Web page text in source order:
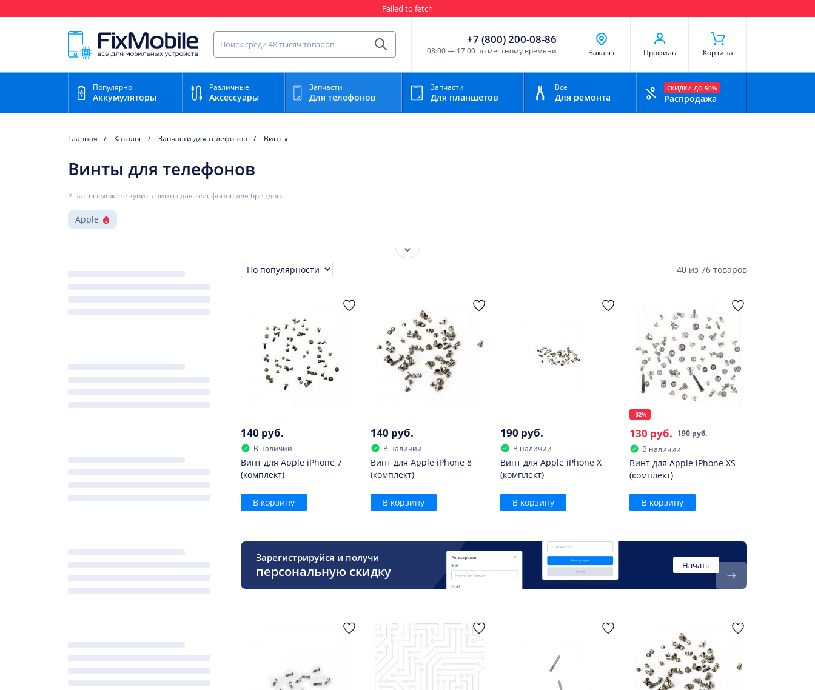
Найти запчасть для мобильного устройства
Найти
+7 (800) 200-08-86
08:00 — 17:00 по местному времени Заказы Профиль Корзина
Популярно
Аккумуляторы
Различные
Аксессуары
Запчасти
Для телефонов
Запчасти
Для планшетов
Всё
Для ремонта
СКИДКИ ДО 50%
Распродажа
Главная Каталог Запчасти для телефонов Винты
Винты для телефонов
У нас вы можете купить винты для телефонов для брендов:
Apple
Показать ещё
Сортировка 40 из 76 товаров
140 руб.
В наличии
Винт для Apple iPhone 7
(комплект)
В корзину
140 руб.
В наличии
Винт для Apple iPhone 8
(комплект)
В корзину
190 руб.
В наличии
Винт для Apple iPhone X
(комплект)
В корзину
-32%
190 руб.
130 руб.
В наличии
Винт для Apple iPhone XS
(комплект)
В корзину
Зарегистрируйся и получи
персональную скидку Начать